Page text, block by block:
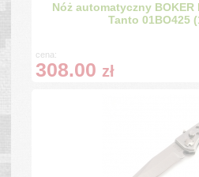
Nóż automatyczny BOKER
Tanto 01BO425
cena:
308.00 zł